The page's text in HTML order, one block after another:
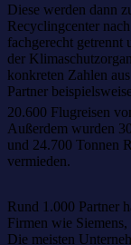
Diese werden dann
Recyclingcenter
fachgerecht
der
konkreten Zahlen
Partner
20.600 Flugreisen
Außerdem wurden
und 24.700 Tonnen
vermieden.
Rund 1.000 Partner
Firmen wie
Die meisten